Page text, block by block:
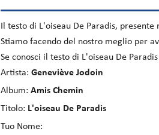
Il testo di L'oiseau De Paradis, presente
Stiamo facendo del nostro meglio per
Se conosci il testo di L'oiseau De
Artista: Geneviève Jodoin
Album: Amis Chemin
Titolo: L'oiseau De Paradis
Tuo Nome: